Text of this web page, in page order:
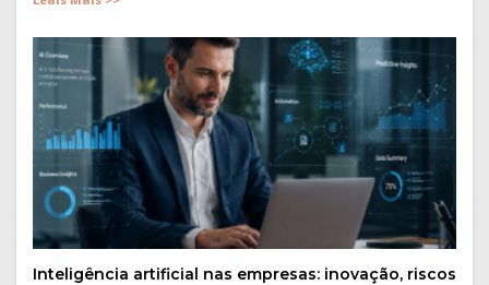
Inteligência artificial nas empresas: inovação, riscos